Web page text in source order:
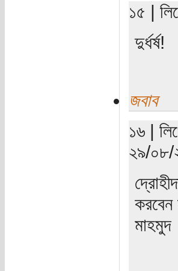
১৫ |
দুর্ধর্ষ!
জবাব
১৬ |
২৯/০৮/
করবেন
মাহমুদ